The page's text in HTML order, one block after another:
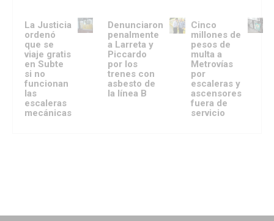
La Justicia
ordenó
que se
viaje gratis
en Subte
si no
funcionan
las
escaleras
mecánicas
Denunciaron
penalmente
a Larreta y
Piccardo
por los
trenes con
asbesto de
la línea B
Cinco
millones de
pesos de
multa a
Metrovías
por
escaleras y
ascensores
fuera de
servicio